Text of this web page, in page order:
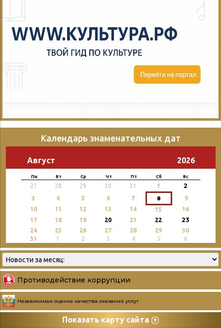
Календарь знаменательных дат
Август 2026
Пн Вт Ср Чт Пт Сб Вс
27 28 29 30 31 1 2
3 4 5 6 7 8
9
10
11 12 13 14 15
16
17
18 19 20 21 22 23
24 25 26 27 28 29
30
31
1 2 3 4 5 6
Противодействие коррупции
Независимая оценка качества оказания услуг
Показать карту сайта